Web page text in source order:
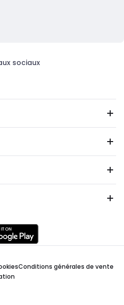
sociaux
Conditions générales de vente